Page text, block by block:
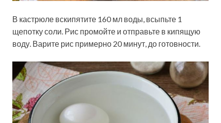
В кастрюле вскипятите 160 мл воды, всыпьте 1
щепотку соли. Рис промойте и отправьте в кипящую
воду. Варите рис примерно 20 минут, до готовности.